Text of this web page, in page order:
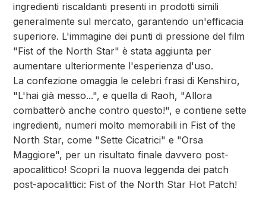
ingredienti riscaldanti presenti in prodotti simili
generalmente sul mercato, garantendo un'efficacia
superiore. L'immagine dei punti di pressione del film
"Fist of the North Star" è stata aggiunta per
aumentare ulteriormente l'esperienza d'uso.
La confezione omaggia le celebri frasi di Kenshiro,
"L'hai già messo...", e quella di Raoh, "Allora
combatterò anche contro questo!", e contiene sette
ingredienti, numeri molto memorabili in Fist of the
North Star, come "Sette Cicatrici" e "Orsa
Maggiore", per un risultato finale davvero post-
apocalittico! Scopri la nuova leggenda dei patch
post-apocalittici: Fist of the North Star Hot Patch!